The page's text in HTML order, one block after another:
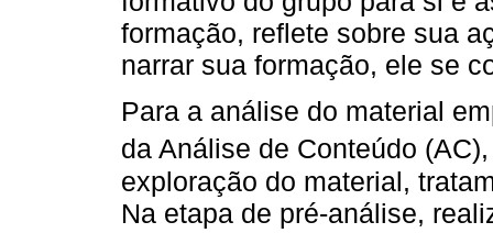
formação, reflete sobre sua
narrar sua formação, ele se
Para a análise do material
da Análise de Conteúdo
exploração do material,
Na etapa de pré-análise,